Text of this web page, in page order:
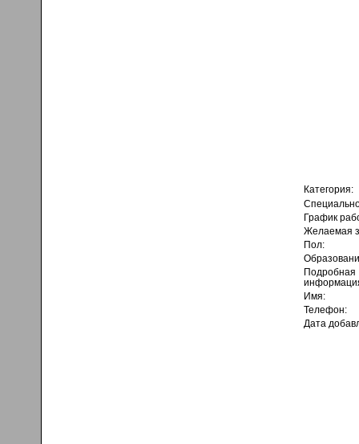
Категория:
График
Желаемая
Пол:
Подробная
Имя:
Телефон:
Дата